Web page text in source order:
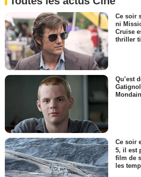
Ce soir
ni
Cruise
thriller
Qu’est
Ce soir
5, il est
film de
les